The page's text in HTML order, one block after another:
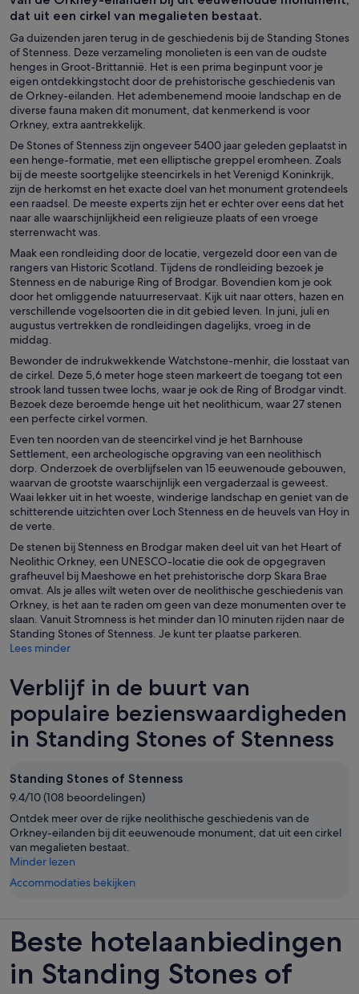
dat uit een cirkel van megalieten bestaat.
Ga duizenden jaren terug in de geschiedenis bij de Standing Stones
of Stenness. Deze verzameling monolieten is een van de oudste
henges in Groot-Brittannië. Het is een prima beginpunt voor je
eigen ontdekkingstocht door de prehistorische geschiedenis van
de Orkney-eilanden. Het adembenemend mooie landschap en de
diverse fauna maken dit monument, dat kenmerkend is voor
Orkney, extra aantrekkelijk.
De Stones of Stenness zijn ongeveer 5400 jaar geleden geplaatst in
een henge-formatie, met een elliptische greppel eromheen. Zoals
bij de meeste soortgelijke steencirkels in het Verenigd Koninkrijk,
zijn de herkomst en het exacte doel van het monument grotendeels
een raadsel. De meeste experts zijn het er echter over eens dat het
naar alle waarschijnlijkheid een religieuze plaats of een vroege
sterrenwacht was.
Maak een rondleiding door de locatie, vergezeld door een van de
rangers van Historic Scotland. Tijdens de rondleiding bezoek je
Stenness en de naburige Ring of Brodgar. Bovendien kom je ook
door het omliggende natuurreservaat. Kijk uit naar otters, hazen en
verschillende vogelsoorten die in dit gebied leven. In juni, juli en
augustus vertrekken de rondleidingen dagelijks, vroeg in de
middag.
Bewonder de indrukwekkende Watchstone-menhir, die losstaat van
de cirkel. Deze 5,6 meter hoge steen markeert de toegang tot een
strook land tussen twee lochs, waar je ook de Ring of Brodgar vindt.
Bezoek deze beroemde henge uit het neolithicum, waar 27 stenen
een perfecte cirkel vormen.
Even ten noorden van de steencirkel vind je het Barnhouse
Settlement, een archeologische opgraving van een neolithisch
dorp. Onderzoek de overblijfselen van 15 eeuwenoude gebouwen,
waarvan de grootste waarschijnlijk een vergaderzaal is geweest.
Waai lekker uit in het woeste, winderige landschap en geniet van de
schitterende uitzichten over Loch Stenness en de heuvels van Hoy in
de verte.
De stenen bij Stenness en Brodgar maken deel uit van het Heart of
Neolithic Orkney, een UNESCO-locatie die ook de opgegraven
grafheuvel bij Maeshowe en het prehistorische dorp Skara Brae
omvat. Als je alles wilt weten over de neolithische geschiedenis van
Orkney, is het aan te raden om geen van deze monumenten over te
slaan. Vanuit Stromness is het minder dan 10 minuten rijden naar de
Standing Stones of Stenness. Je kunt ter plaatse parkeren.
Lees minder
Verblijf in de buurt van
populaire bezienswaardigheden
in Standing Stones of Stenness
Standing Stones of Stenness
9.4/10 (108 beoordelingen)
Ontdek meer over de rijke neolithische geschiedenis van de
Orkney-eilanden bij dit eeuwenoude monument, dat uit een cirkel
van megalieten bestaat.
Minder lezen
Accommodaties bekijken
Beste hotelaanbiedingen
in Standing Stones of